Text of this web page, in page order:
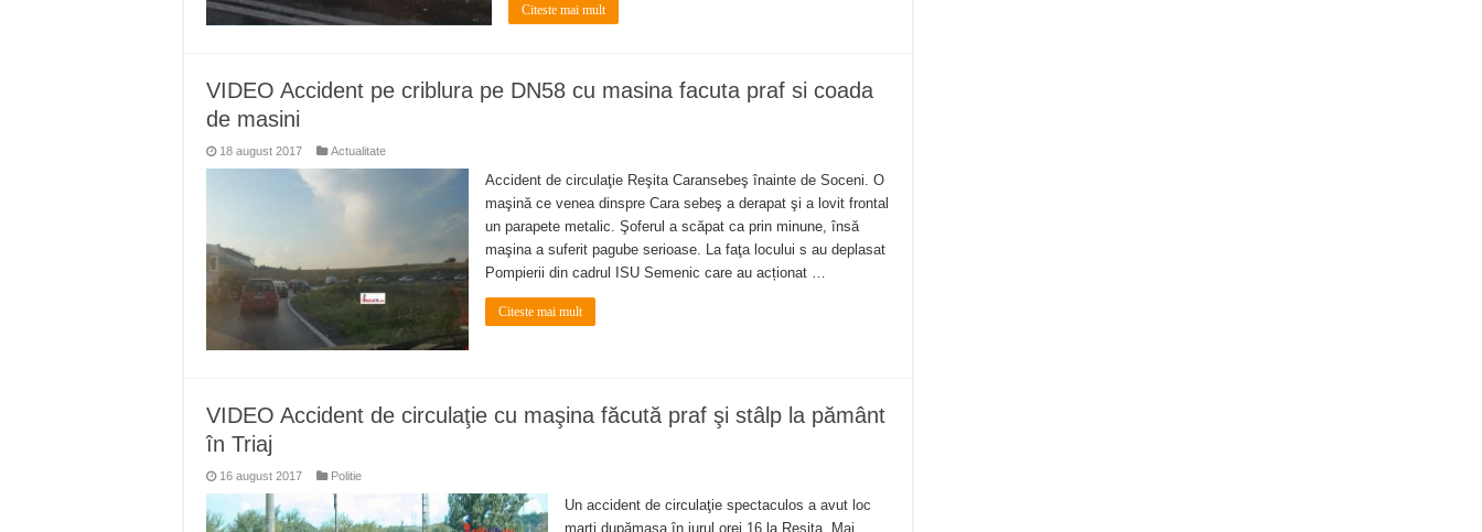
Citeste mai mult
VIDEO Accident pe criblura pe DN58 cu masina facuta praf si coada
de masini
18 august 2017 Actualitate
Accident de circulaţie Reşita Caransebeş înainte de Soceni. O
maşină ce venea dinspre Cara sebeş a derapat şi a lovit frontal
un parapete metalic. Şoferul a scăpat ca prin minune, însă
maşina a suferit pagube serioase. La faţa locului s au deplasat
Pompierii din cadrul ISU Semenic care au acționat …
Citeste mai mult
VIDEO Accident de circulaţie cu maşina făcută praf şi stâlp la pământ
în Triaj
16 august 2017 Politie
Un accident de circulaţie spectaculos a avut loc
marţi dupămasa în jurul orei 16 la Reşita. Mai